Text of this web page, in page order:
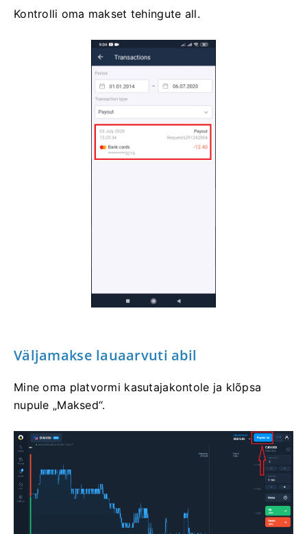
Kontrolli oma makset tehingute all.
Väljamakse lauaarvuti abil
Mine oma platvormi kasutajakontole ja klõpsa
nupule „Maksed“.